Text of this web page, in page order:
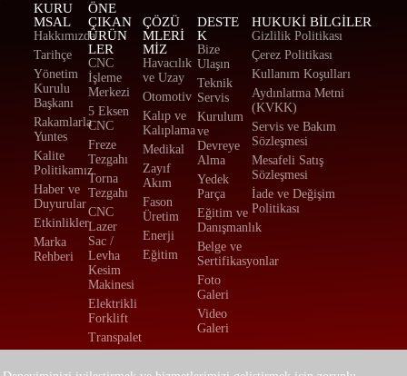
KURU
MSAL
Hakkımızda
Tarihçe
Yönetim
Kurulu
Başkanı
Rakamlarla
Yuntes
Kalite
Politikamız
Haber ve
Duyurular
Etkinlikler
Marka
Rehberi
ÖNE
ÇIKAN
ÜRÜN
LER
CNC
İşleme
Merkezi
5 Eksen
CNC
Freze
Tezgahı
Torna
Tezgahı
CNC
Lazer
Sac /
Levha
Kesim
Makinesi
Elektrikli
Forklift
Transpalet
ÇÖZÜ
MLERİ
MİZ
Havacılık
ve Uzay
Otomotiv
Kalıp ve
Kalıplama
Medikal
Zayıf
Akım
Fason
Üretim
Enerji
Eğitim
DESTE
K
Bize
Ulaşın
Teknik
Servis
Kurulum
ve
Devreye
Alma
Yedek
Parça
Eğitim ve
Danışmanlık
Belge ve
Sertifikasyonlar
Foto
Galeri
Video
Galeri
HUKUKI BILGILER
Gizlilik Politikası
Çerez Politikası
Kullanım Koşulları
Aydınlatma Metni
(KVKK)
Servis ve Bakım
Sözleşmesi
Mesafeli Satış
Sözleşmesi
İade ve Değişim
Politikası